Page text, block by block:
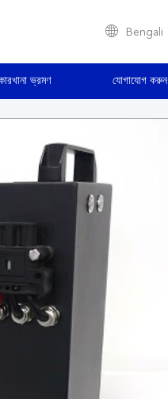
Bengali
ভ্রমণ যোগাযোগ করুন